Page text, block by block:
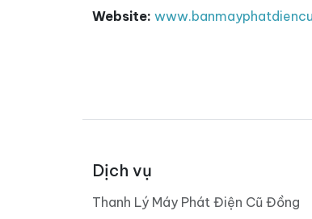
Website:
Dịch vụ
Thanh Lý Máy Phát Điện Cũ Đồng